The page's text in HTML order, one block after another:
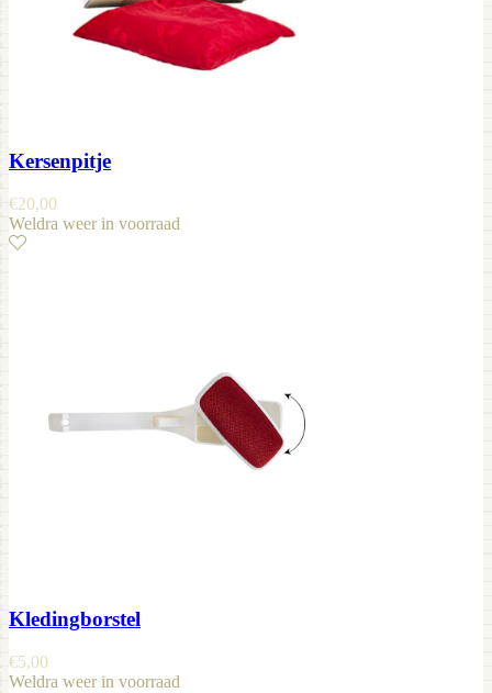
Kersenpitje
€20,00
Weldra weer in voorraad
Kledingborstel
€5,00
Weldra weer in voorraad